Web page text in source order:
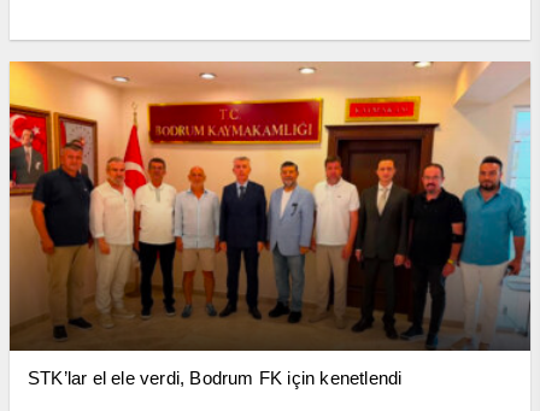
STK’lar el ele verdi, Bodrum FK için kenetlendi